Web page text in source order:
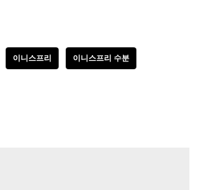
이니스프리 이니스프리 수분